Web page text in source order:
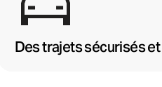
Des trajets sécurisés